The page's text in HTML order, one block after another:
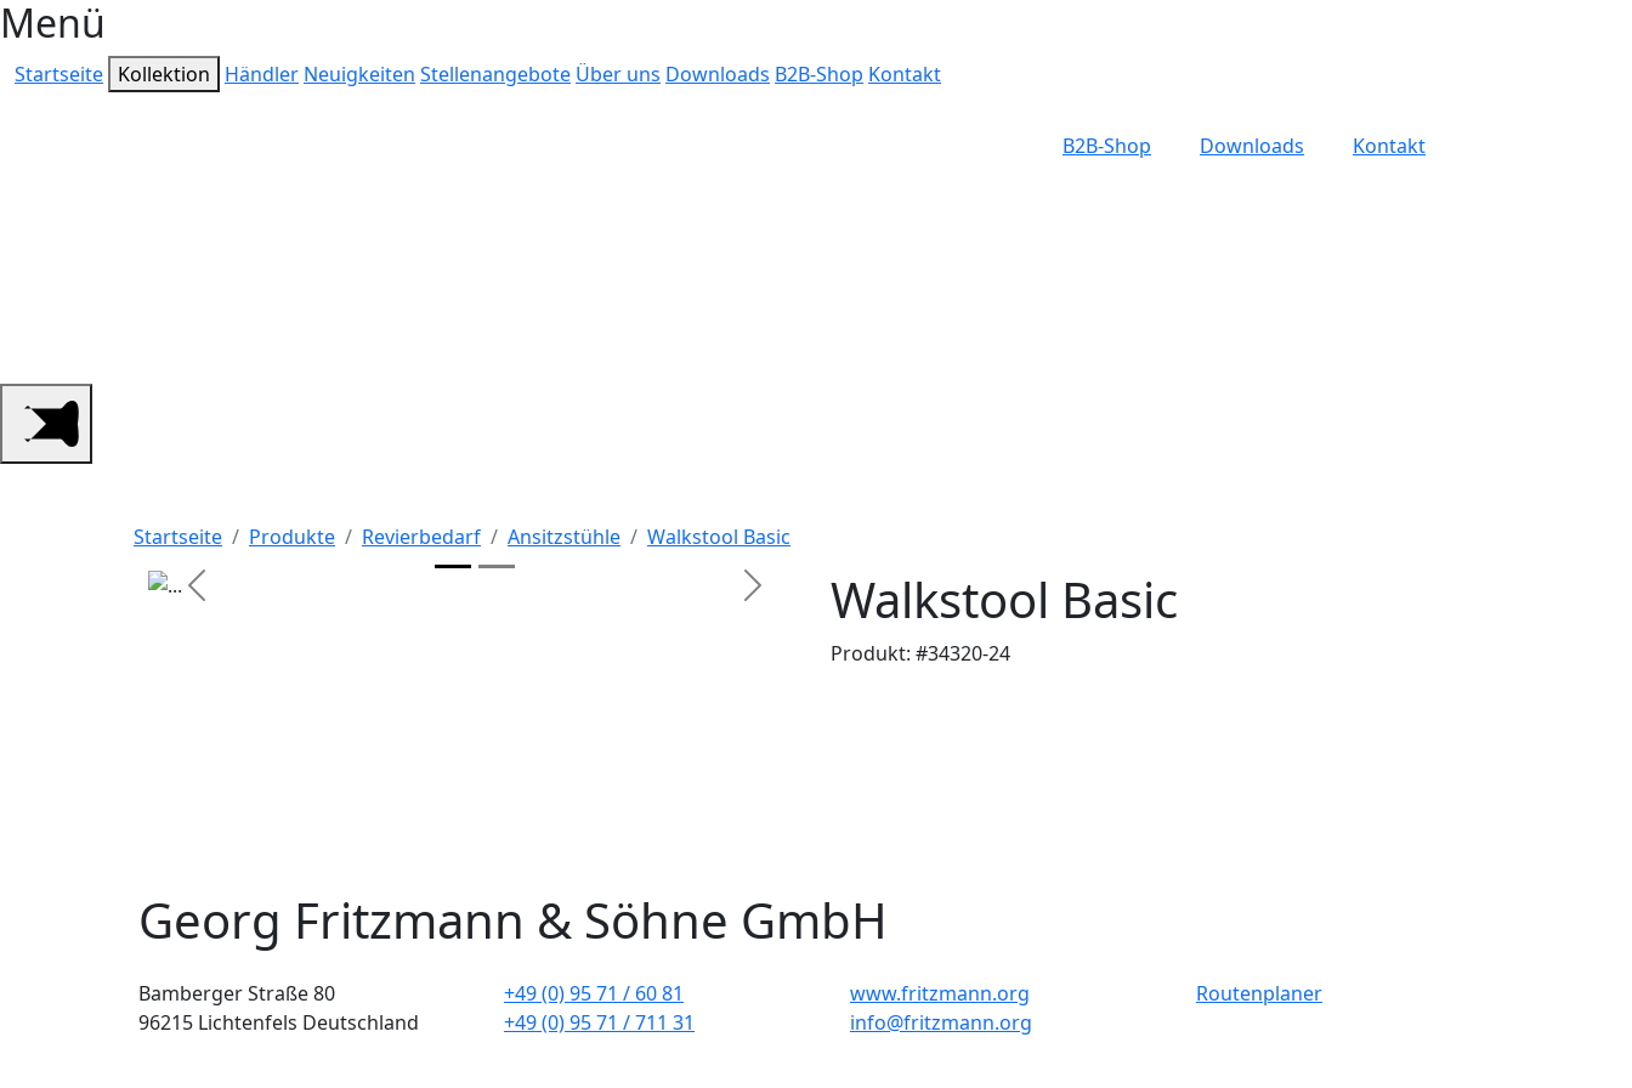
Menü
Startseite Kollektion Händler Neuigkeiten Stellenangebote Über uns Downloads B2B-Shop Kontakt
B2B-Shop Downloads Kontakt
Startseite Produkte Revierbedarf Ansitzstühle Walkstool Basic
Previous Next Walkstool Basic
Produkt: #34320-24
Georg Fritzmann & Söhne GmbH
Bamberger Straße 80
96215 Lichtenfels Deutschland
+49 (0) 95 71 / 60 81
+49 (0) 95 71 / 711 31
www.fritzmann.org
info@fritzmann.org
Routenplaner